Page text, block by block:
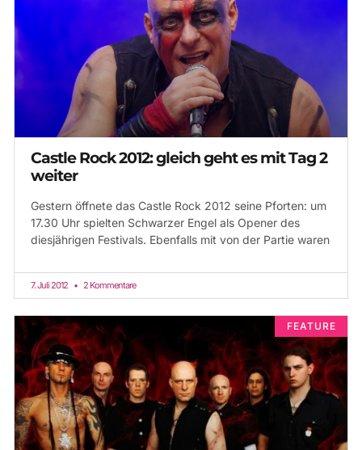
Castle Rock 2012: gleich geht es mit Tag 2
weiter
Gestern öffnete das Castle Rock 2012 seine Pforten: um
17.30 Uhr spielten Schwarzer Engel als Opener des
diesjährigen Festivals. Ebenfalls mit von der Partie waren
7. Juli 2012 2 Kommentare
FEATURE